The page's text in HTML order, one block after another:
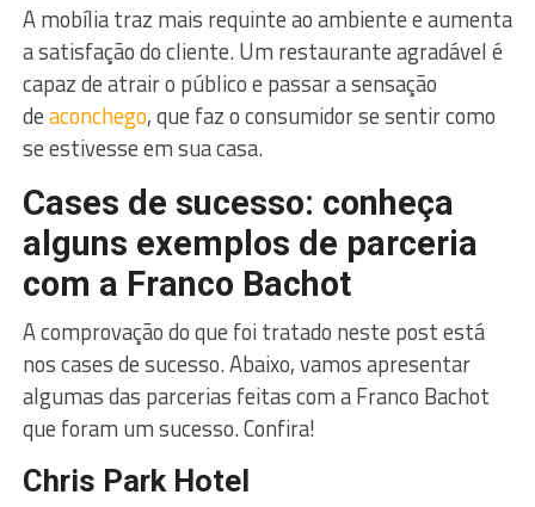
A mobília traz mais requinte ao ambiente e aumenta
a satisfação do cliente. Um restaurante agradável é
capaz de atrair o público e passar a sensação
deaconchego, que faz o consumidor se sentir como
se estivesse em sua casa.
Cases de sucesso: conheça
alguns exemplos de parceria
com a Franco Bachot
A comprovação do que foi tratado neste post está
nos cases de sucesso. Abaixo, vamos apresentar
algumas das parcerias feitas com a Franco Bachot
que foram um sucesso. Confira!
Chris Park Hotel